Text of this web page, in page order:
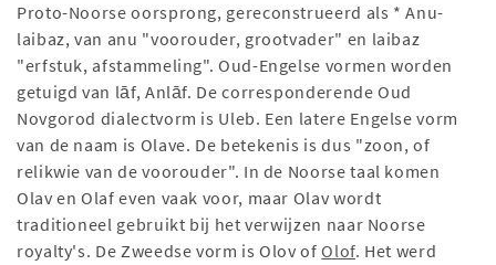
Proto-Noorse oorsprong, gereconstrueerd als * Anu-
laibaz, van anu "voorouder, grootvader" en laibaz
"erfstuk, afstammeling". Oud-Engelse vormen worden
getuigd van lāf, Anlāf. De corresponderende Oud
Novgorod dialectvorm is Uleb. Een latere Engelse vorm
van de naam is Olave. De betekenis is dus "zoon, of
relikwie van de voorouder". In de Noorse taal komen
Olav en Olaf even vaak voor, maar Olav wordt
traditioneel gebruikt bij het verwijzen naar Noorse
royalty's. De Zweedse vorm is Olov ofOlof. Het werd